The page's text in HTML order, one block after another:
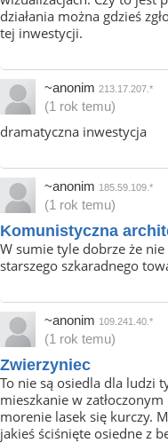
działania można gdzieś
tej inwestycji.
~anonim 213.17.207.*
(1 rok temu)
dramatyczna inwestycja
~anonim 185.59.109.*
(1 rok temu)
Komunistyczna
W sumie tyle dobrze że
starszego szkaradnego
~anonim 109.241.40.*
(1 rok temu)
Zwierzyniec
To nie są osiedla dla ludzi
mieszkanie w
morenie lasek się kurczy.
jakieś ściśnięte osiedne z